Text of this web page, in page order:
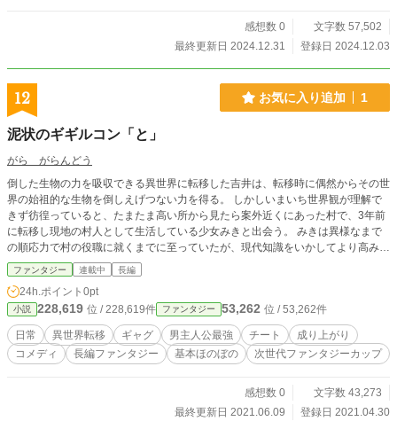
女主人公が王子さまに助けられる」という内容だった。 「最近似たようなこと
俺の周りにあったなぁ。ていうか北大路編集長って女性だったんだ」 急にノ
そんな折、姪の美波に誘われ取材もかねてダンジョンに赴くことに。そこで例
の助けた人気配信者ハルルと再会する。 ファンである美波たっての要望で海
斗は無理やり彼女とコラボをすることに。 「いや俺、執筆で忙しいんだけど」
だがコラボを承諾した途端、編集長から「忙しくなったので前回の企画は当分
先送り」と無慈悲な通告が。 「急に！？ 何が起きたの！？」 二転三転する
斗は界隈で有名になっていく。 ハルルの仕事の愚痴を聞いて「個人事業主に
優しくしてあげな」と諭すと次の日から編集長が暖かい言葉を掛けてくる。
そして、彼女と仲良くなればなるほど編集長のプロットは具体的になっていき、
もはや「自分で書け」レベル。 「マジ何なの！？ 絶対性格悪いぜ編集長……
ハルルさんとは大違いだ」 そこに円佳も絡んできて事態はさらに大事に――
お互いに素性を知らない二人の織り成すすれ違いダンジョンコメディ。
感想数 0
文字数 57,502
最終更新日 2024.12.31
登録日 2024.12.03
12 お気に入り追加 1
泥状のギギルコン「と」
がら がらんどう
倒した生物の力を吸収できる異世界に転移した吉井は、転移時に偶然からその世
界の始祖的な生物を倒しえげつない力を得る。 しかしいまいち世界観が理解で
きず彷徨っていると、たまたま高い所から見たら案外近くにあった村で、3年前
に転移し現地の村人として生活している少女みきと出会う。 みきは異様なまで
の順応力で村の役職に就くまでに至っていたが、現代知識をいかしてより高みを
目指したいと考えており、その手始めとして「トランプを作ってカードゲームの
面白さを街の酒場で広めた後、高値で売りまくって一発当てたい」という目的を
達成するために、二人は村を出て国の中心部に向かうこととなる。 ※この世界
にトランプ風のものは既にあります。
ファンタジー 連載中 長編
24h.ポイント 0pt
小説 228,619 位 / 228,619件 ファンタジー 53,262 位 / 53,262件
日常 異世界転移 ギャグ 男主人公最強 チート
成り上がり
コメディ
長編ファンタジー 基本ほのぼの 次世代ファンタジーカップ
感想数 0
文字数 43,273
最終更新日 2021.06.09
登録日 2021.04.30